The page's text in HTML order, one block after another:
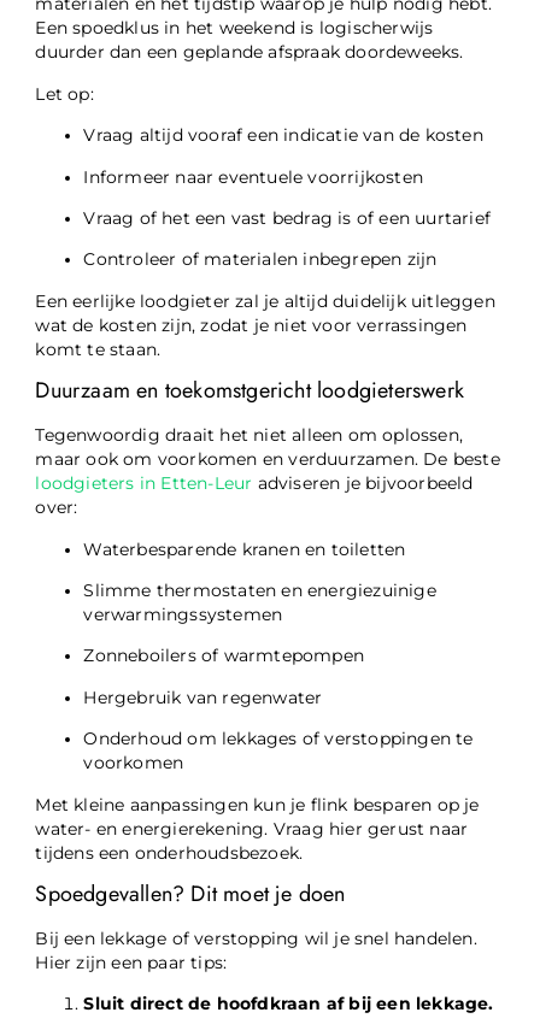
materialen en het tijdstip waarop je hulp nodig hebt.
Een spoedklus in het weekend is logischerwijs
duurder dan een geplande afspraak doordeweeks.
Let op:
Vraag altijd vooraf een indicatie van de kosten
Informeer naar eventuele voorrijkosten
Vraag of het een vast bedrag is of een uurtarief
Controleer of materialen inbegrepen zijn
Een eerlijke loodgieter zal je altijd duidelijk uitleggen
wat de kosten zijn, zodat je niet voor verrassingen
komt te staan.
Duurzaam en toekomstgericht loodgieterswerk
Tegenwoordig draait het niet alleen om oplossen,
maar ook om voorkomen en verduurzamen. De beste
loodgieters in Etten-Leur adviseren je bijvoorbeeld
over:
Waterbesparende kranen en toiletten
Slimme thermostaten en energiezuinige
verwarmingssystemen
Zonneboilers of warmtepompen
Hergebruik van regenwater
Onderhoud om lekkages of verstoppingen te
voorkomen
Met kleine aanpassingen kun je flink besparen op je
water- en energierekening. Vraag hier gerust naar
tijdens een onderhoudsbezoek.
Spoedgevallen? Dit moet je doen
Bij een lekkage of verstopping wil je snel handelen.
Hier zijn een paar tips:
Sluit direct de hoofdkraan af bij een lekkage.